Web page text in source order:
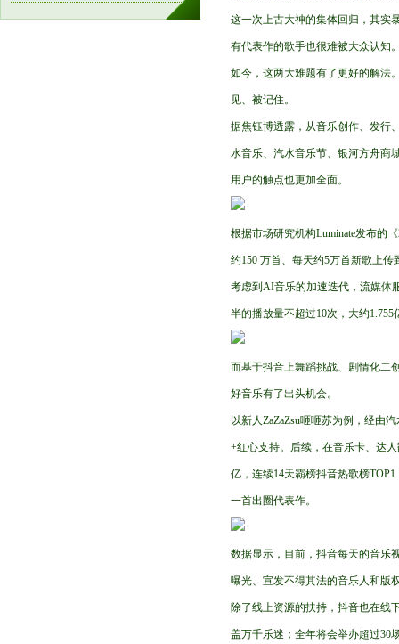
这一次上古大神的集体回归，其实
有代表作的歌手也很难被大众认知
如今，这两大难题有了更好的解法
见、被记住。
据焦钰博透露，从音乐创作、发行
水音乐、汽水音乐节、银河方舟商
用户的触点也更加全面。
根据市场研究机构Luminate发布的
约150 万首、每天约5万首新歌上传
考虑到AI音乐的加速迭代，流媒体
半的播放量不超过10次，大约
而基于抖音上舞蹈挑战、剧情化二
好音乐有了出头机会。
以新人ZaZaZsu咂咂苏为例，经由
+红心支持。后续，在音乐卡、达
亿，连续14天霸榜抖音热歌榜
一首出圈代表作。
数据显示，目前，抖音每天的音乐
曝光、宣发不得其法的音乐人和版
除了线上资源的扶持，抖音也在线
盖万千乐迷；全年将会举办超过30